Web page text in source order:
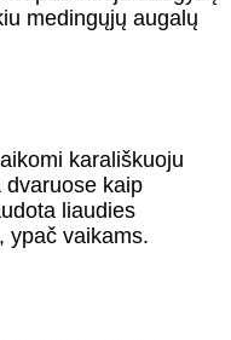
medingųjų augalų
karališkuoju
dvaruose kaip
liaudies
ypač vaikams.